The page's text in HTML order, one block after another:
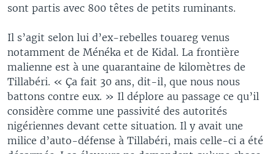
sont partis avec 800 têtes de petits ruminants.
Il s’agit selon lui d’ex-rebelles touareg venus
notamment de Ménéka et de Kidal. La frontière
malienne est à une quarantaine de kilomètres de
Tillabéri. « Ça fait 30 ans, dit-il, que nous nous
battons contre eux. » Il déplore au passage ce qu’il
considère comme une passivité des autorités
nigériennes devant cette situation. Il y avait une
milice d’auto-défense à Tillabéri, mais celle-ci a été